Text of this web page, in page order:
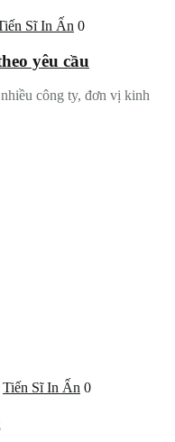
Sĩ In Ấn 0
yêu cầu
công ty, đơn vị kinh
Tiến Sĩ In Ấn 0